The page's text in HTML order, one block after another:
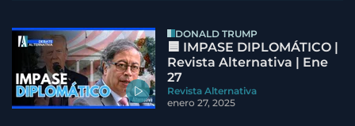
DONALD TRUMP
🟦 IMPASE DIPLOMÁTICO |
Revista Alternativa | Ene
27
Revista Alternativa
enero 27, 2025